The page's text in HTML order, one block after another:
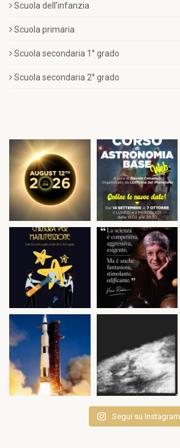
Scuola dell’infanzia
Scuola primaria
Scuola secondaria 1° grado
Scuola secondaria 2° grado
Segui su Instagram